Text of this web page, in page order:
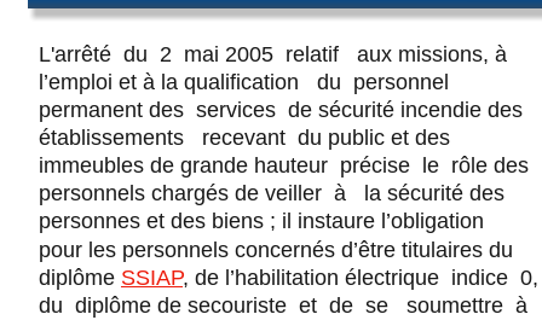
L'arrêté  du  2  mai 2005  relatif   aux missions, à
l’emploi et à la qualification   du  personnel
permanent des  services  de sécurité incendie des
établissements   recevant  du public et des
immeubles de grande hauteur  précise  le  rôle des
personnels chargés de veiller  à   la sécurité des
personnes et des biens ; il instaure l’obligation
pour les personnels concernés d’être titulaires du
diplôme SSIAP, de l’habilitation électrique  indice
du  diplôme de secouriste  et  de  se   soumettre  à